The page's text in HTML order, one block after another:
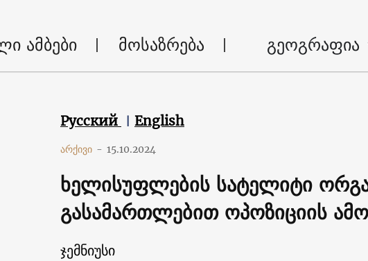
ამბები მოსაზრება გეოგრაფია
Русский English
არქივი - 15.10.2024
ხელისუფლების სატელიტი
გასამართლებით ოპოზიციის
ჯემნიუსი